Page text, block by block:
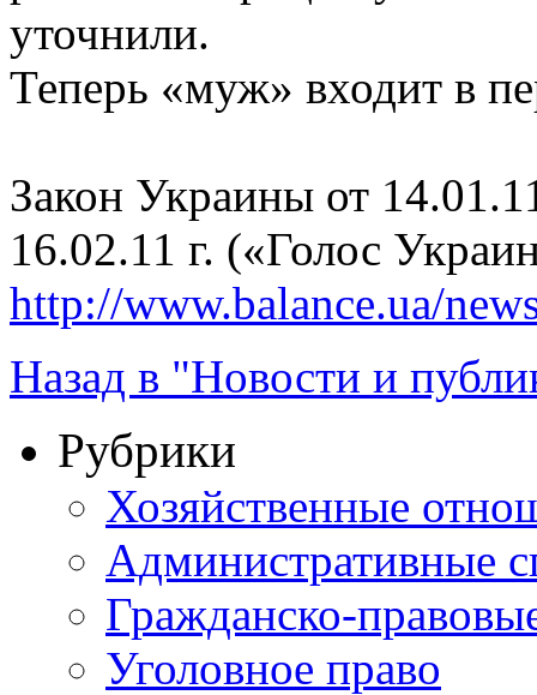
уточнили.
Теперь «муж» входит в
Закон Украины от
16.02.11 г. («Голос
http://www.balance.ua/
Назад в "Новости и
Рубрики
Хозяйственные
Административные
Гражданско-
Уголовное право